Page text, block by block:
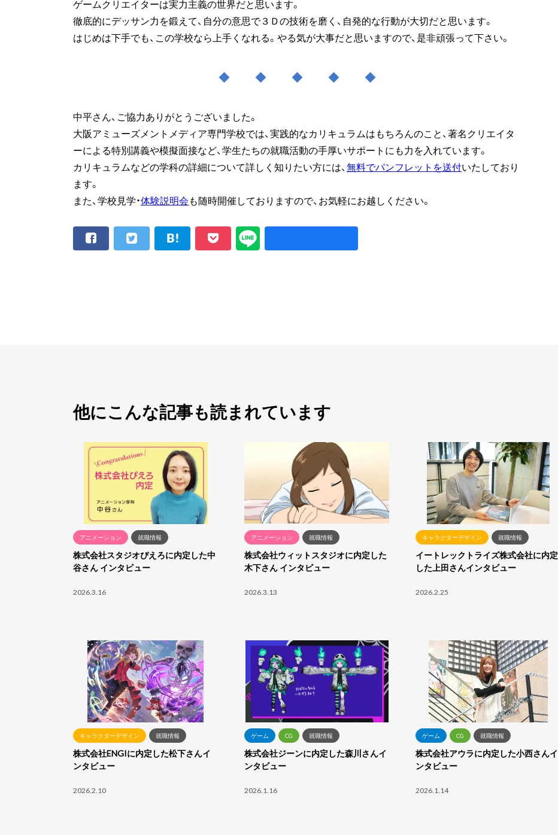
ゲームクリエイターは実力主義の世界だと思います。
徹底的にデッサン力を鍛えて、自分の意思で３Ｄの技術を磨く、自発的な行動が大切だと思います。
はじめは下手でも、この学校なら上手くなれる。やる気が大事だと思いますので、是非頑張って下さい。
◆ ◆ ◆ ◆ ◆
中平さん、ご協力ありがとうございました。
大阪アミューズメントメディア専門学校では、実践的なカリキュラムはもちろんのこと、著名クリエイタ
ーによる特別講義や模擬面接など、学生たちの就職活動の手厚いサポートにも力を入れています。
カリキュラムなどの学科の詳細について詳しく知りたい方には、 無料でパンフレットを送付いたしており
ます。
また、学校見学・体験説明会も随時開催しておりますので、お気軽にお越しください。
他にこんな記事も読まれています
アニメーション 就職情報
株式会社スタジオぴえろに内定した中
谷さん インタビュー
2026.3.16
アニメーション 就職情報
株式会社ウィットスタジオに内定した
木下さん インタビュー
2026.3.13
キャラクターデザイン 就職情報
イートレックトライズ株式会社に内定
した上田さんインタビュー
2026.2.25
キャラクターデザイン 就職情報
株式会社ENGIに内定した松下さんイ
ンタビュー
2026.2.10
ゲーム CG 就職情報
株式会社ジーンに内定した森川さんイ
ンタビュー
2026.1.16
ゲーム CG 就職情報
株式会社アウラに内定した小西さんイ
ンタビュー
2026.1.14